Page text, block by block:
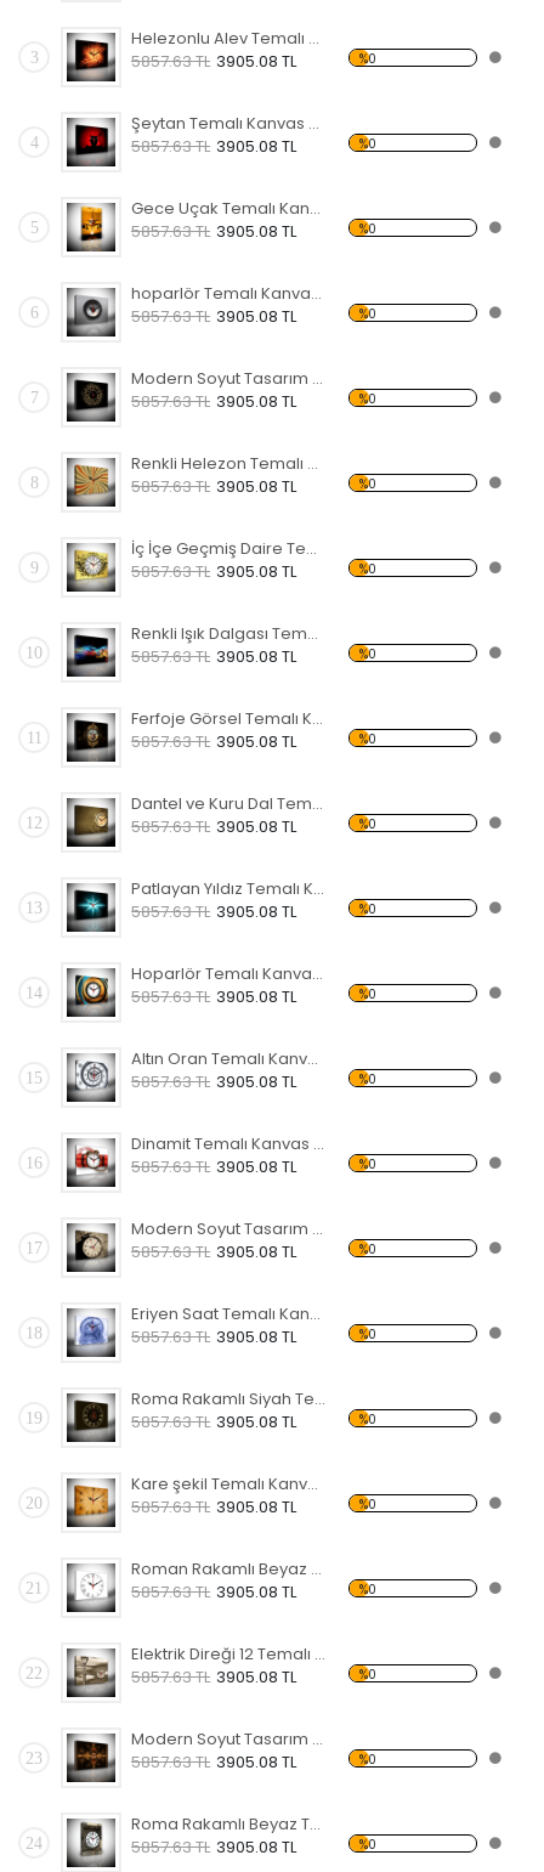
3
Helezonlu Alev Temalı Kanvas Saat
5857.63 TL 3905.08 TL %0
4
Şeytan Temalı Kanvas Saat
5857.63 TL 3905.08 TL %0
5
Gece Uçak Temalı Kanvas Saat
5857.63 TL 3905.08 TL %0
6
hoparlör Temalı Kanvas Saat
5857.63 TL 3905.08 TL %0
7
Modern Soyut Tasarım 20 Temalı Kanvas Saat
5857.63 TL 3905.08 TL %0
8
Renkli Helezon Temalı Kanvas Saat
5857.63 TL 3905.08 TL %0
9
İç İçe Geçmiş Daire Temalı Kanvas Saat
5857.63 TL 3905.08 TL %0
10
Renkli Işık Dalgası Temalı Kanvas Saat
5857.63 TL 3905.08 TL %0
11
Ferfoje Görsel Temalı Kanvas Saat
5857.63 TL 3905.08 TL %0
12
Dantel ve Kuru Dal Temalı Kanvas Saat
5857.63 TL 3905.08 TL %0
13
Patlayan Yıldız Temalı Kanvas Saat
5857.63 TL 3905.08 TL %0
14
Hoparlör Temalı Kanvas Saat
5857.63 TL 3905.08 TL %0
15
Altın Oran Temalı Kanvas Saat
5857.63 TL 3905.08 TL %0
16
Dinamit Temalı Kanvas Saat
5857.63 TL 3905.08 TL %0
17
Modern Soyut Tasarım 19 Temalı Kanvas Saat
5857.63 TL 3905.08 TL %0
18
Eriyen Saat Temalı Kanvas Saat
5857.63 TL 3905.08 TL %0
19
Roma Rakamlı Siyah Temalı Kanvas Saat
5857.63 TL 3905.08 TL %0
20
Kare şekil Temalı Kanvas Saat
5857.63 TL 3905.08 TL %0
21
Roman Rakamlı Beyaz 2 Temalı Kanvas Saat
5857.63 TL 3905.08 TL %0
22
Elektrik Direği 12 Temalı Kanvas Saat
5857.63 TL 3905.08 TL %0
23
Modern Soyut Tasarım 17 Temalı Kanvas Saat
5857.63 TL 3905.08 TL %0
24
Roma Rakamlı Beyaz Temalı Kanvas Saat
5857.63 TL 3905.08 TL %0